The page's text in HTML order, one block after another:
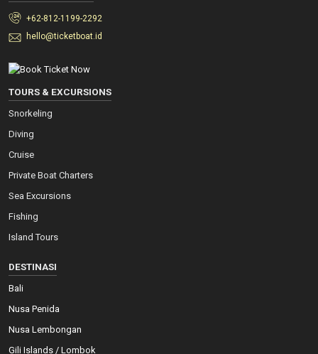
+62-812-1199-2292
hello@ticketboat.id
TOURS & EXCURSIONS
Snorkeling
Diving
Cruise
Private Boat Charters
Sea Excursions
Fishing
Island Tours
DESTINASI
Bali
Nusa Penida
Nusa Lembongan
Gili Islands / Lombok